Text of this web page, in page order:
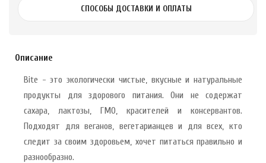
СПОСОБЫ ДОСТАВКИ И ОПЛАТЫ
Описание
Bite - это экологически чистые, вкусные и натуральные
продукты для здорового питания. Они не содержат
сахара, лактозы, ГМО, красителей и консервантов.
Подходят для веганов, вегетарианцев и для всех, кто
следит за своим здоровьем, хочет питаться правильно и
разнообразно.